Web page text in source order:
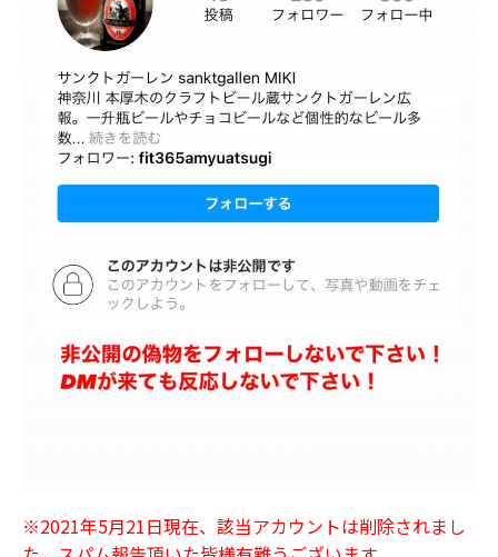
※2021年5月21日現在、該当アカウントは削除されまし